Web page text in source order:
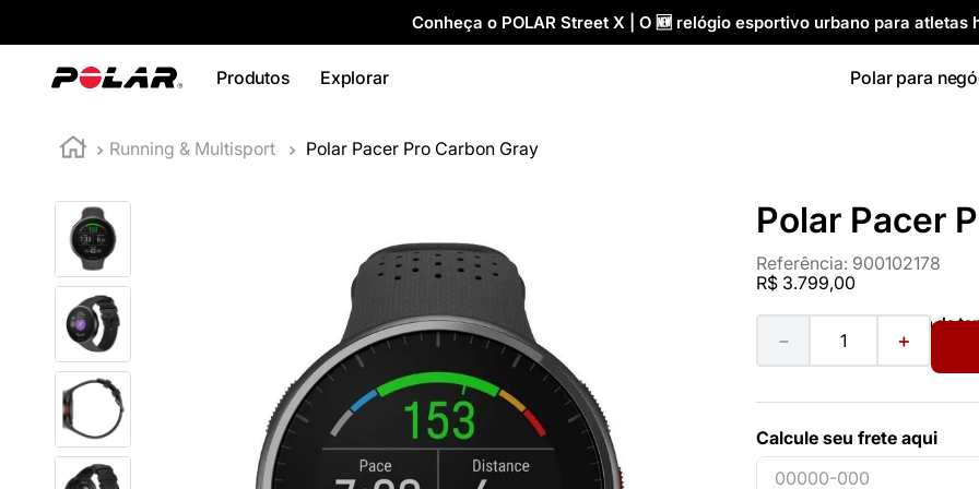
Conheça o POLAR Street X | O 🆕 relógio esportivo urbano para atletas
Produtos Explorar Polar para
Running & Multisport Polar Pacer Pro Carbon Gray
Polar Pacer
Referência: 900102178
R$ 3.799,00
Ver guia de
＋
－
Calcule seu frete aqui